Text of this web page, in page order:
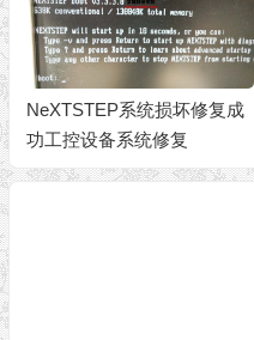
NeXTSTEP系统损坏修复成
功工控设备系统修复